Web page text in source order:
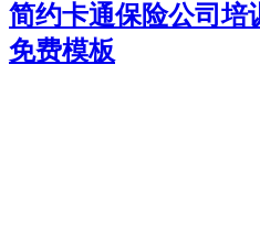
简约卡通保险公司培
免费模板